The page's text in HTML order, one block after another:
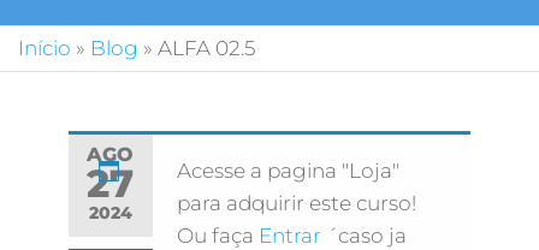
Início » Blog » ALFA 02.5
AGO
27
2024
Acesse a pagina "Loja"
para adquirir este curso!
Ou faça Entrar ´caso ja